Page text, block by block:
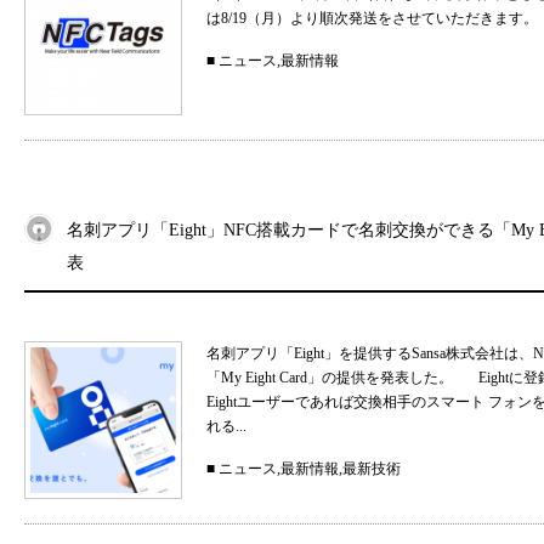
は8/19（月）より順次発送をさせていただき
■ ニュース,最新情報
名刺アプリ「Eight」NFC搭載カードで名刺交換ができる「My
表
名刺アプリ「Eight」を提供するSansa株式会社は
「My Eight Card」の提供を発表した。 Eightに
Eightユーザーであれば交換相手のスマート フォン
れる...
■ ニュース,最新情報,最新技術